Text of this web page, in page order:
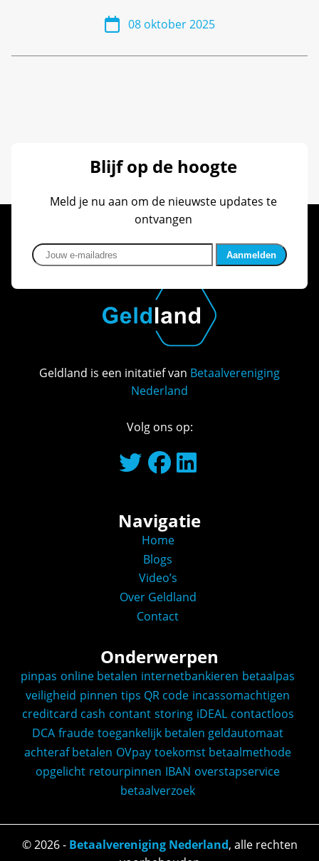
08 oktober 2025
Blijf op de hoogte
Meld je nu aan om de nieuwste updates te
ontvangen
Jouw e-mailadres
Geldland is een initatief van Betaalvereniging
Nederland
Volg ons op:
Navigatie
Home
Blogs
Video’s
Over Geldland
Contact
Onderwerpen
pinpas online betalen internetbankieren betaalpas
veiligheid pinnen tips QR code incassomachtigen
creditcard cash contant storing iDEAL contactloos
DCA fraude toegankelijk betalen geldautomaat
achteraf betalen OVpay toekomst betaalmethode
opgelicht retourpinnen IBAN overstapservice
betaalverzoek
©2026- Betaalvereniging Nederland, alle rechten